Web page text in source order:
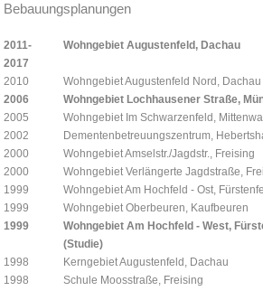
Bebauungsplanungen
2011-
2017
Wohngebiet Augustenfeld, Dachau
2010
Wohngebiet Augustenfeld Nord, Dachau
2006
Wohngebiet Lochhausener Straße,
2005
Wohngebiet Im Schwarzenfeld,
2002
Dementenbetreuungszentrum,
2000
Wohngebiet Amselstr./Jagdstr., Freising
2000
Wohngebiet Verlängerte Jagdstraße,
1999
Wohngebiet Am Hochfeld - Ost,
1999
Wohngebiet Oberbeuren, Kaufbeuren
1999
Wohngebiet Am Hochfeld - West,
(Studie)
1998
Kerngebiet Augustenfeld, Dachau
1998
Schule Moosstraße, Freising